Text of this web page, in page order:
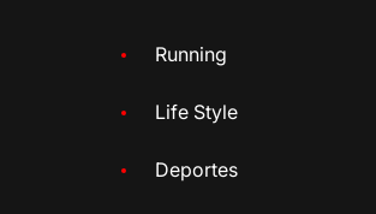
Running
Life Style
Deportes